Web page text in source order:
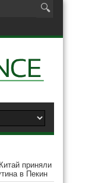
приняли
в Пекин